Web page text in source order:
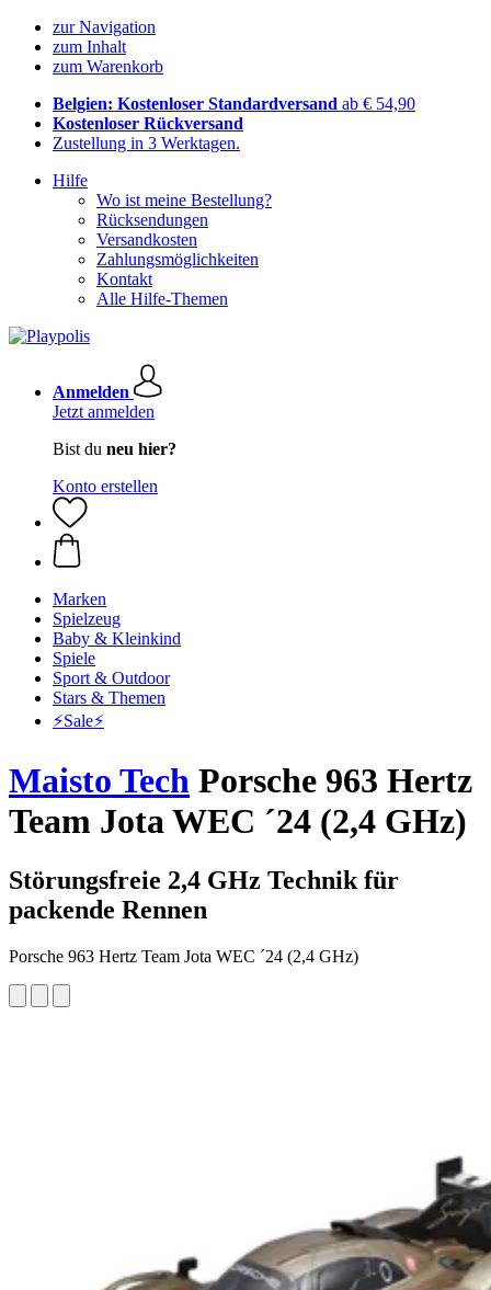
zur Navigation
zum Inhalt
zum Warenkorb
Belgien: Kostenloser Standardversand ab € 54,90
Kostenloser Rückversand
Zustellung in 3 Werktagen.
Hilfe
Wo ist meine Bestellung?
Rücksendungen
Versandkosten
Zahlungsmöglichkeiten
Kontakt
Alle Hilfe-Themen
Anmelden
Jetzt anmelden
Bist du neu hier?
Konto erstellen
Marken
Spielzeug
Baby & Kleinkind
Spiele
Sport & Outdoor
Stars & Themen
⚡️Sale⚡️
Maisto Tech Porsche 963 Hertz
Team Jota WEC ´24 (2,4 GHz)
Störungsfreie 2,4 GHz Technik für
packende Rennen
Porsche 963 Hertz Team Jota WEC ´24 (2,4 GHz)